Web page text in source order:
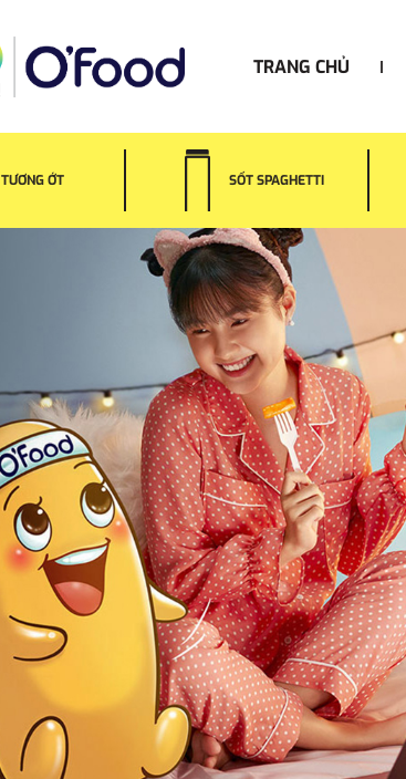
TRANG CHỦ
TƯƠNG ỚT SỐT SPAGHETTI